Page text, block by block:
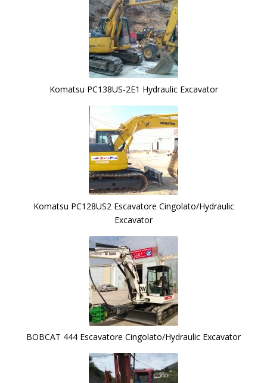
Komatsu PC138US-2E1 Hydraulic Excavator
Komatsu PC128US2 Escavatore Cingolato/Hydraulic
Excavator
BOBCAT 444 Escavatore Cingolato/Hydraulic Excavator